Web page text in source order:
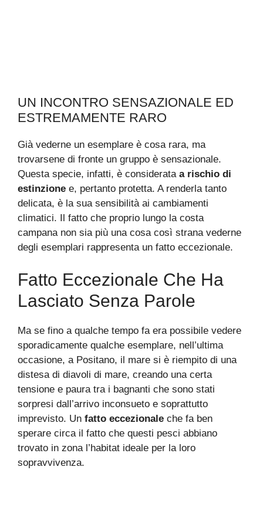
UN INCONTRO SENSAZIONALE ED
ESTREMAMENTE RARO
Già vederne un esemplare è cosa rara, ma
trovarsene di fronte un gruppo è sensazionale.
Questa specie, infatti, è considerata a rischio di
estinzione e, pertanto protetta. A renderla tanto
delicata, è la sua sensibilità ai cambiamenti
climatici. Il fatto che proprio lungo la costa
campana non sia più una cosa così strana vederne
degli esemplari rappresenta un fatto eccezionale.
Fatto Eccezionale Che Ha
Lasciato Senza Parole
Ma se fino a qualche tempo fa era possibile vedere
sporadicamente qualche esemplare, nell’ultima
occasione, a Positano, il mare si è riempito di una
distesa di diavoli di mare, creando una certa
tensione e paura tra i bagnanti che sono stati
sorpresi dall’arrivo inconsueto e soprattutto
imprevisto. Un fatto eccezionale che fa ben
sperare circa il fatto che questi pesci abbiano
trovato in zona l’habitat ideale per la loro
sopravvivenza.